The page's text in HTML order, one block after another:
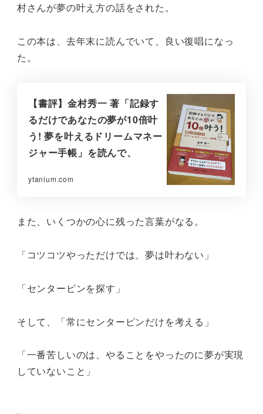
村さんが夢の叶え方の話をされた。
この本は、去年末に読んでいて、良い復唱になっ
た。
【書評】金村秀一 著「記録す
るだけであなたの夢が10倍叶
う! 夢を叶えるドリームマネー
ジャー手帳」を読んで、
ytanium.com
また、いくつかの心に残った言葉がなる。
「コツコツやっただけでは、夢は叶わない」
「センターピンを探す」
そして、「常にセンターピンだけを考える」
「一番苦しいのは、やることをやったのに夢が実現
していないこと」